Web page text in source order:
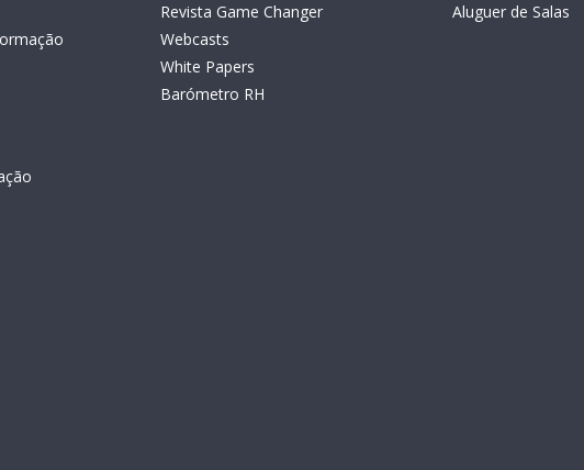
Revista Game Changer
Webcasts
White Papers
Barómetro RH
Aluguer de Salas